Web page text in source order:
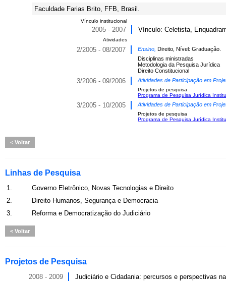
Faculdade Farias Brito, FFB, Brasil.
Vínculo institucional
2005 - 2007 Vínculo: Celetista,
Atividades
2/2005 - 08/2007 Ensino, Direito, Nível: Graduação.
Disciplinas ministradas
Metodologia da Pesquisa Jurídica
Direito Constitucional
3/2006 - 09/2006 Atividades de Participação em
Projetos de pesquisa
Programa de Pesquisa Jurídica
3/2005 - 10/2005 Atividades de Participação em
Projetos de pesquisa
Programa de Pesquisa Jurídica
Voltar
Linhas de Pesquisa
1.
Governo Eletrônico, Novas Tecnologias e Direito
2.
Direito Humanos, Segurança e Democracia
3.
Reforma e Democratização do Judiciário
Voltar
Projetos de Pesquisa
2008 - 2009 Judiciário e Cidadania: percursos e perspectivas